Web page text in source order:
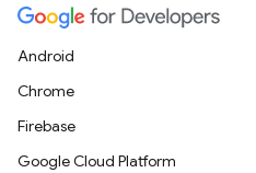
Android
Chrome
Firebase
Google Cloud Platform